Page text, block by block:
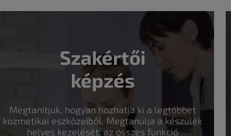
Szakértői
képzés
Megtanítjuk, hogyan hozhatja ki a legtöbbet
kozmetikai eszközeiből. Megtanulja a készülék
helyes kezelését, az összes funkció